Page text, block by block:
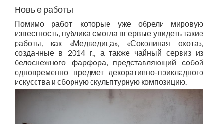
Новые работы
Помимо работ, которые уже обрели мировую
известность, публика смогла впервые увидеть такие
работы, как «Медведица», «Соколиная охота»,
созданные в 2014 г., а также чайный сервиз из
белоснежного фарфора, представляющий собой
одновременно предмет декоративно-прикладного
искусства и сборную скульптурную композицию.